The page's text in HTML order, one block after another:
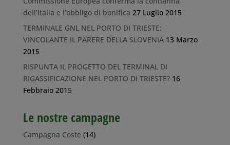
dell’Italia e l’obbligo di bonifica 27 Luglio 2015
TERMINALE GNL NEL PORTO DI TRIESTE:
VINCOLANTE IL PARERE DELLA SLOVENIA 13 Marzo
2015
RISPUNTA IL PROGETTO DEL TERMINAL DI
RIGASSIFICAZIONE NEL PORTO DI TRIESTE? 16
Febbraio 2015
Le nostre campagne
Campagna Coste (14)